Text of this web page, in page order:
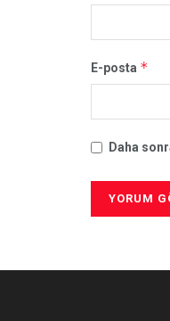
E-posta *
Daha